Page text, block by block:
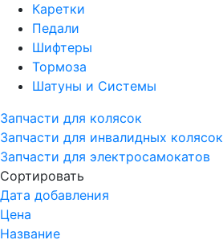
Каретки
Педали
Шифтеры
Тормоза
Шатуны и Системы
Запчасти для колясок
Запчасти для инвалидных колясок
Запчасти для электросамокатов
Сортировать
Дата добавления
Цена
Название